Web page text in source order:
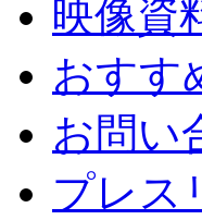
映像資
おすす
お問い
プレス